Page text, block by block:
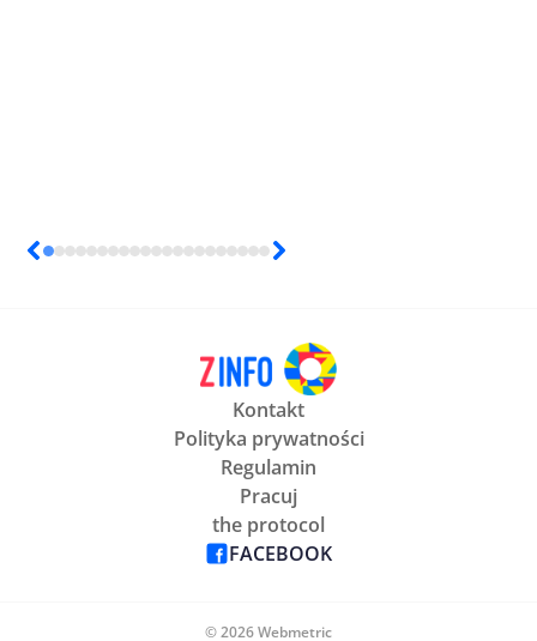
Kontakt
Polityka prywatności
Regulamin
Pracuj
the protocol
FACEBOOK
© 2026 Webmetric